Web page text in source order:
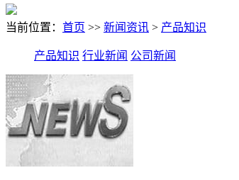
当前位置： 首页 >> 新闻资讯 > 产品知识
产品知识 行业新闻 公司新闻